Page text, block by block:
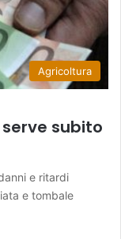
Agricoltura
subito
e ritardi
e tombale